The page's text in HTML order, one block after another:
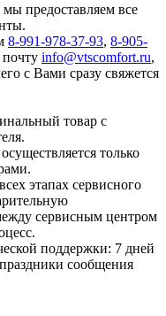
мы предоставляем все
8-991-978-37-93, 8-905-
info@vtscomfort.ru,
с Вами сразу свяжется
товар с
только
этапах сервисного
сервисным центром
поддержки: 7 дней
сообщения